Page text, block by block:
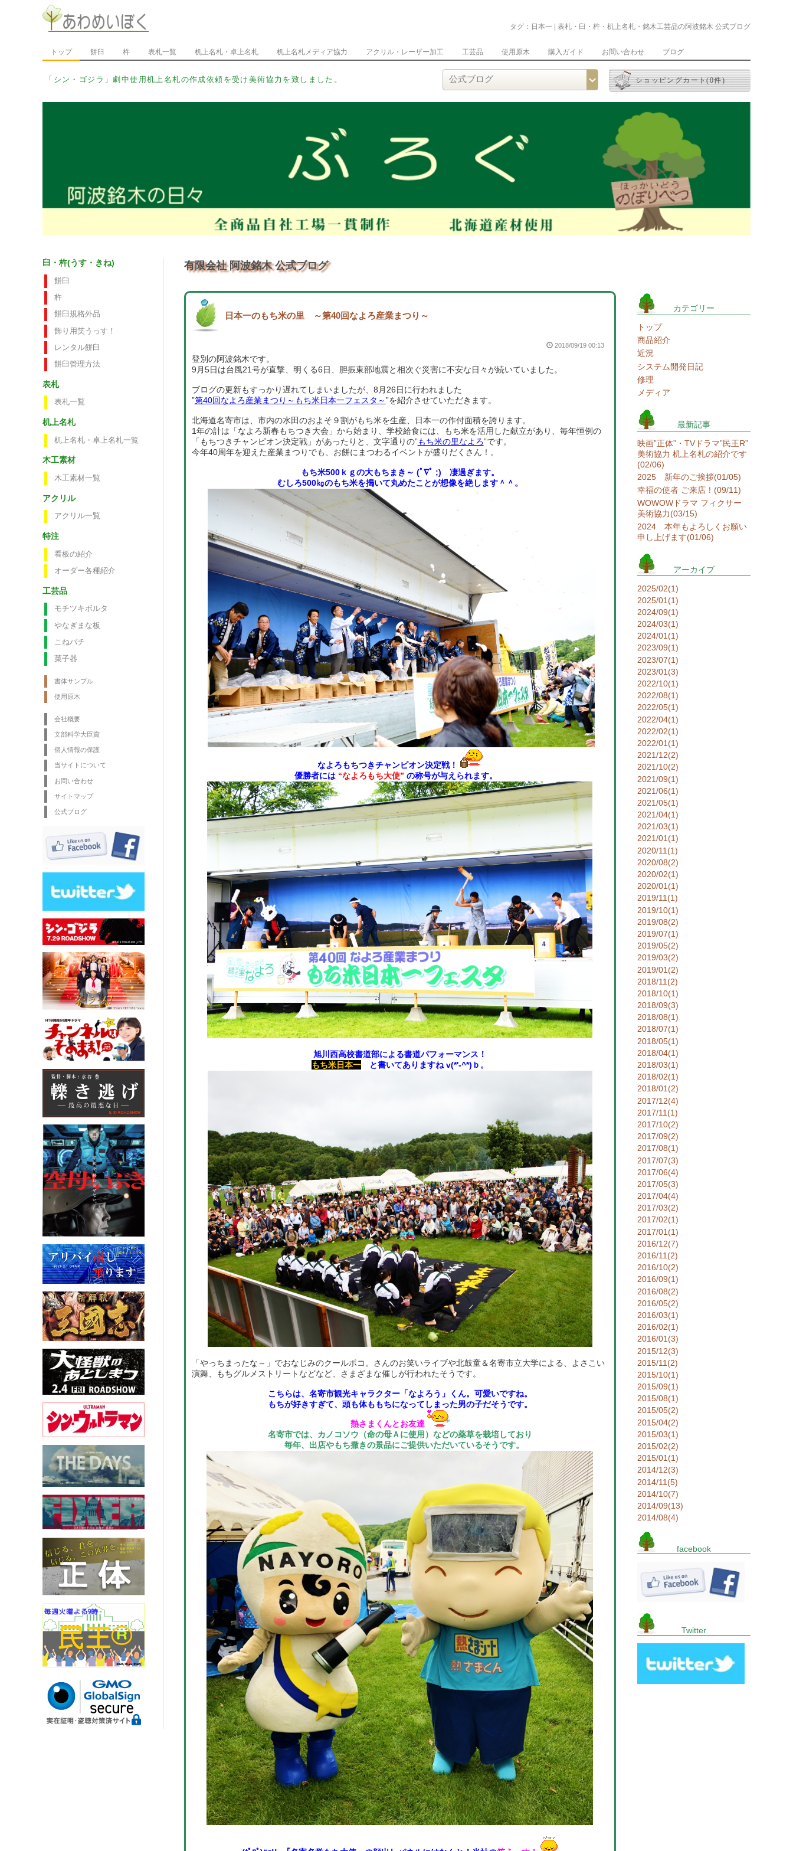
タグ：日本一 | 表札・臼・杵・机上名札・銘木工芸品の阿波銘木 公式ブログ
トップ 餅臼 杵 表札一覧 机上名札・卓上名札 机上名札メディア協力 アクリル・レーザー加工 工芸品 使用原木 購入ガイド お問い合わせ ブログ
「シン・ウルトラマン」劇_ ショッピングカート(0件)
臼・杵(うす・きね)
餅臼
杵
餅臼規格外品
飾り用笑うっす！
レンタル餅臼
餅臼管理方法
表札
表札一覧
机上名札
机上名札・卓上名札一覧
木工素材
木工素材一覧
アクリル
アクリル一覧
特注
看板の紹介
オーダー各種紹介
工芸品
モチツキボルタ
やなぎまな板
こねバチ
菓子器
書体サンプル
使用原木
会社概要
文部科学大臣賞
個人情報の保護
当サイトについて
お問い合わせ
サイトマップ
公式ブログ
有限会社 阿波銘木 公式ブログ
日本一のもち米の里 ～第40回なよろ産業まつり～
2018/09/19 00:13
登別の阿波銘木です。
9月5日は台風21号が直撃、明くる6日、胆振東部地震と相次ぐ災害に不安な日々が続いていました。
ブログの更新もすっかり遅れてしまいましたが、 8月26日に行われました
”第40回なよろ産業まつり～もち米日本一フェスタ～”を紹介させていただきます。
北海道名寄市は、市内の水田のおよそ９割がもち米を生産、日本一の作付面積を誇ります。
1年の計は「なよろ新春もちつき大会」から始まり、学校給食には、もち米を活用した献立があり、毎年恒例の
「もちつきチャンピオン決定戦」があったりと、文字通りの”もち米の里なよろ”です。
今年40周年を迎えた産業まつりでも、お餅にまつわるイベントが盛りだくさん！。
もち米500ｋｇの大もちまき～ (ﾟ∇ﾟ ;) 凄過ぎます。
むしろ500㎏のもち米を搗いて丸めたことが想像を絶します＾＾。
なよろもちつきチャンピオン決定戦！
優勝者には “なよろもち大使” の称号が与えられます。
旭川西高校書道部による書道パフォーマンス！
もち米日本一
と書いてありますね v(*'-^*)ｂ。
「やっちまったな～」でおなじみのクールポコ。さんのお笑いライブや北鼓童＆名寄市立大学による、よさこい
演舞、もちグルメストリートなどなど、さまざまな催しが行われたそうです。
こちらは、名寄市観光キャラクター「なよろう」くん。可愛いですね。
もちが好きすぎて、頭も体ももちになってしまった男の子だそうです。
熱さまくんとお友達
名寄市では、カノコソウ（命の母Ａに使用）などの薬草を栽培しており
毎年、出店やもち撒きの景品にご提供いただいているそうです。
カテゴリー
トップ
商品紹介
近況
システム開発日記
修理
メディア
最新記事
映画”正体”・TVドラマ”民王R”
美術協力 机上名札の紹介です
(02/06)
2025 新年のご挨拶(01/05)
幸福の使者 ご来店！(09/11)
WOWOWドラマ フィクサー
美術協力(03/15)
2024 本年もよろしくお願い
申し上げます(01/06)
アーカイブ
2025/02(1)
2025/01(1)
2024/09(1)
2024/03(1)
2024/01(1)
2023/09(1)
2023/07(1)
2023/01(3)
2022/10(1)
2022/08(1)
2022/05(1)
2022/04(1)
2022/02(1)
2022/01(1)
2021/12(2)
2021/10(2)
2021/09(1)
2021/06(1)
2021/05(1)
2021/04(1)
2021/03(1)
2021/01(1)
2020/11(1)
2020/08(2)
2020/02(1)
2020/01(1)
2019/11(1)
2019/10(1)
2019/08(2)
2019/07(1)
2019/05(2)
2019/03(2)
2019/01(2)
2018/11(2)
2018/10(1)
2018/09(3)
2018/08(1)
2018/07(1)
2018/05(1)
2018/04(1)
2018/03(1)
2018/02(1)
2018/01(2)
2017/12(4)
2017/11(1)
2017/10(2)
2017/09(2)
2017/08(1)
2017/07(3)
2017/06(4)
2017/05(3)
2017/04(4)
2017/03(2)
2017/02(1)
2017/01(1)
2016/12(7)
2016/11(2)
2016/10(2)
2016/09(1)
2016/08(2)
2016/05(2)
2016/03(1)
2016/02(1)
2016/01(3)
2015/12(3)
2015/11(2)
2015/10(1)
2015/09(1)
2015/08(1)
2015/05(2)
2015/04(2)
2015/03(1)
2015/02(2)
2015/01(1)
2014/12(3)
2014/11(5)
2014/10(7)
2014/09(13)
2014/08(4)
facebook
Twitter